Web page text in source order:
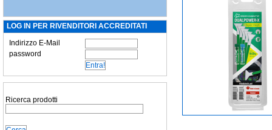
LOG IN PER RIVENDITORI ACCREDITATI
Indirizzo E-Mail
password
Ricerca prodotti